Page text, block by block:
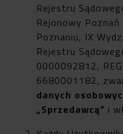
Rejestru
Rejonowy
Poznaniu, IX
Rejestru
0000092812,
6680001182,
danych
„Sprzedawcą” i